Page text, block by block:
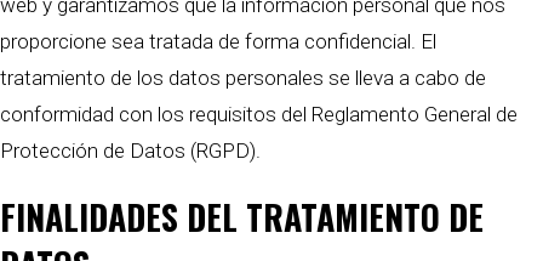
proporcione sea tratada de forma confidencial. El
tratamiento de los datos personales se lleva a cabo de
conformidad con los requisitos del Reglamento General de
Protección de Datos (RGPD).
FINALIDADES DEL TRATAMIENTO DE